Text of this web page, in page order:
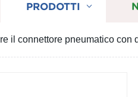
PRODOTTI
il connettore pneumatico con